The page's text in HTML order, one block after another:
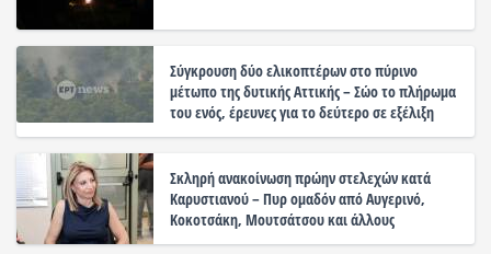
Σύγκρουση δύο ελικοπτέρων στο πύρινο
μέτωπο της δυτικής Αττικής – Σώο το πλήρωμα
του ενός, έρευνες για το δεύτερο σε εξέλιξη
Σκληρή ανακοίνωση πρώην στελεχών κατά
Καρυστιανού – Πυρ ομαδόν από Αυγερινό,
Κοκοτσάκη, Μουτσάτσου και άλλους